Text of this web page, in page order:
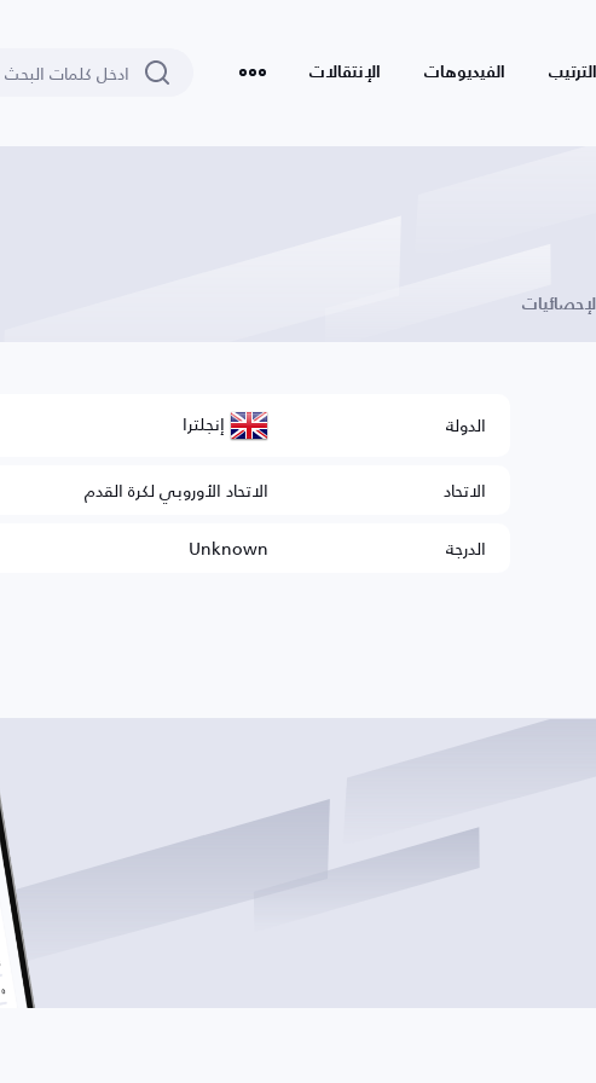
الترتيب الفيديوهات الإنتقالات
الإحصائيات
الدولة إنجلترا
الاتحاد
الاتحاد الأوروبي لكرة القدم
الدرجة
Unknown